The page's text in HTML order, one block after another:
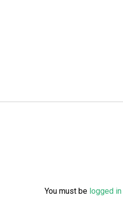
You must be logged in